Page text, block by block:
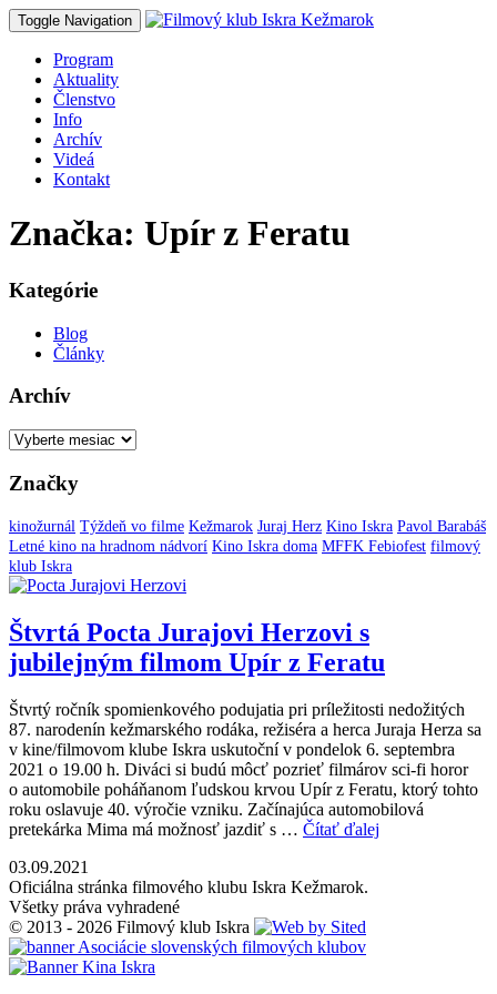
Toggle Navigation
Program
Aktuality
Členstvo
Info
Archív
Videá
Kontakt
Značka: Upír z Feratu
Kategórie
Blog
Články
Archív
Archív
Značky
kinožurnál Týždeň vo filme Kežmarok Juraj Herz Kino Iskra Pavol Barabáš
Letné kino na hradnom nádvorí Kino Iskra doma MFFK Febiofest filmový
klub Iskra
Štvrtá Pocta Jurajovi Herzovi s
jubilejným filmom Upír z Feratu
Štvrtý ročník spomienkového podujatia pri príležitosti nedožitých
87. narodenín kežmarského rodáka, režiséra a herca Juraja Herza sa
v kine/filmovom klube Iskra uskutoční v pondelok 6. septembra
2021 o 19.00 h. Diváci si budú môcť pozrieť filmárov sci-fi horor
o automobile poháňanom ľudskou krvou Upír z Feratu, ktorý tohto
roku oslavuje 40. výročie vzniku. Začínajúca automobilová
pretekárka Mima má možnosť jazdiť s … Čítať ďalej
03.09.2021
Oficiálna stránka filmového klubu Iskra Kežmarok.
Všetky práva vyhradené
© 2013 - 2026 Filmový klub Iskra